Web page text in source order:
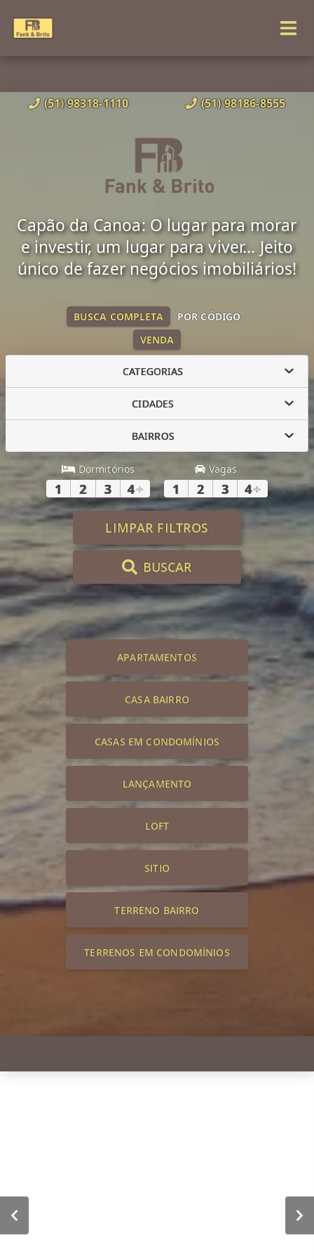
(51) 98318-1110 (51) 98186-8555
Capão da Canoa: O lugar para morar
e investir, um lugar para viver... Jeito
único de fazer negócios imobiliários!
VENDA
BUSCA COMPLETA POR CÓDIGO
CATEGORIAS
CIDADES
BAIRROS
Dormitórios
1 2 3 4+
Vagas
1 2 3 4+
LIMPAR FILTROS
BUSCAR
APARTAMENTOS
CASA BAIRRO
CASAS EM CONDOMÍNIOS
LANÇAMENTO
LOFT
SITIO
TERRENO BAIRRO
TERRENOS EM CONDOMÍNIOS